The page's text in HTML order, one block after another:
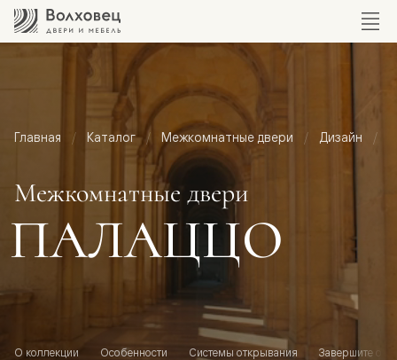
Главная Каталог Межкомнатные двери Дизайн
Межкомнатные двери
ПАЛАЦЦО
О коллекции Особенности Системы открывания Завершите